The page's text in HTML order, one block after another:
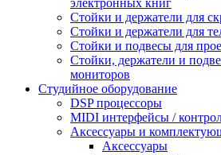
электронных книг
Стойки и держатели для
Стойки и держатели для
Стойки и подвесы для
Стойки, держатели и
мониторов
Студийное оборудование
DSP процессоры
MIDI интерфейсы /
Аксессуары и
Аксессуары